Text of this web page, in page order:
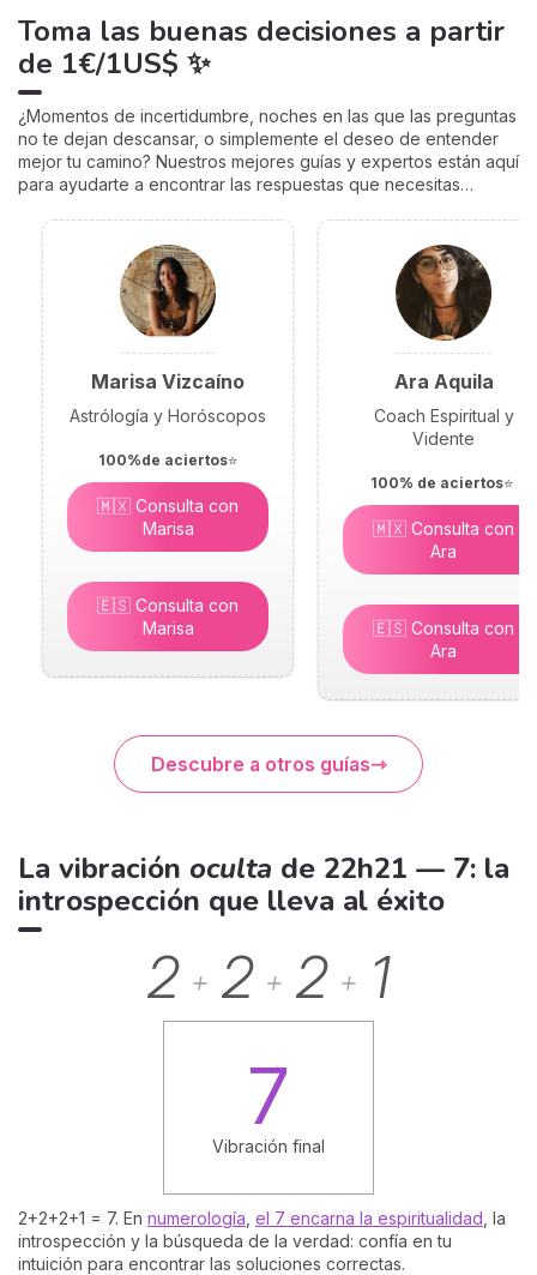
Toma las buenas decisiones a partir
de 1€/1US$ ✨
¿Momentos de incertidumbre, noches en las que las preguntas
no te dejan descansar, o simplemente el deseo de entender
mejor tu camino? Nuestros mejores guías y expertos están aquí
para ayudarte a encontrar las respuestas que necesitas…
Marisa Vizcaíno
Astrólogía y Horóscopos
100%de aciertos⭐
🇲🇽 Consulta con
Marisa
🇪🇸 Consulta con
Marisa
Ara Aquila
Coach Espiritual y
Vidente
100% de aciertos⭐
🇲🇽 Consulta con
Ara
🇪🇸 Consulta con
Ara
Descubre a otros guías
La vibración oculta de 22h21 — 7: la
introspección que lleva al éxito
2 + 2 + 2 + 1
7
Vibración final
2+2+2+1 = 7. En numerología el 7 encarna la espiritualidad , la
introspección y la búsqueda de la verdad: confía en tu
intuición para encontrar las soluciones correctas.